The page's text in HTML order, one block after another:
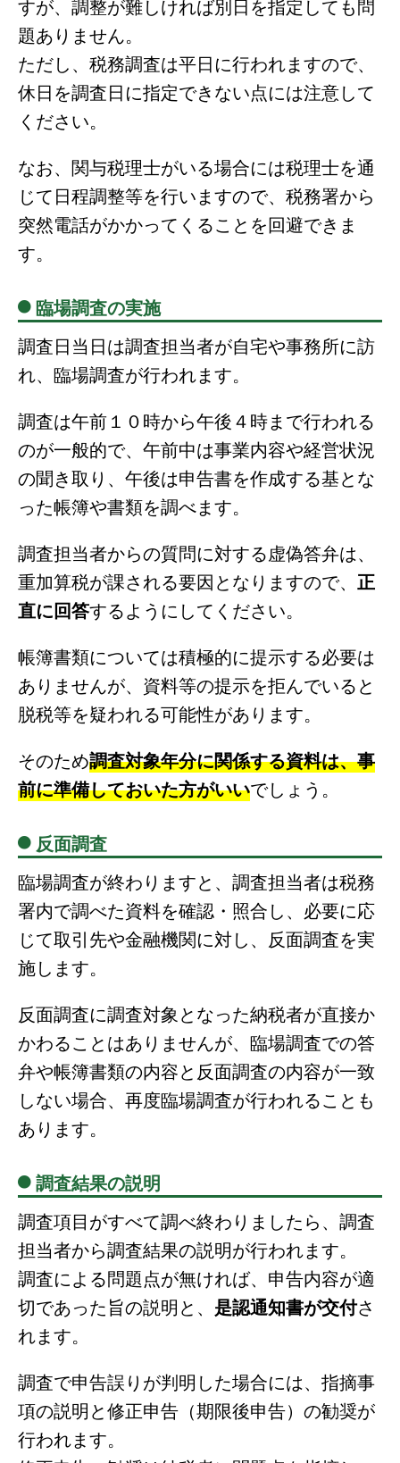
すが、調整が難しければ別日を指定しても問
題ありません。
ただし、税務調査は平日に行われますので、
休日を調査日に指定できない点には注意して
ください。
なお、関与税理士がいる場合には税理士を通
じて日程調整等を行いますので、税務署から
突然電話がかかってくることを回避できま
す。
臨場調査の実施
調査日当日は調査担当者が自宅や事務所に訪
れ、臨場調査が行われます。
調査は午前１０時から午後４時まで行われる
のが一般的で、午前中は事業内容や経営状況
の聞き取り、午後は申告書を作成する基とな
った帳簿や書類を調べます。
調査担当者からの質問に対する虚偽答弁は、
重加算税が課される要因となりますので、 正
直に回答するようにしてください。
帳簿書類については積極的に提示する必要は
ありませんが、資料等の提示を拒んでいると
脱税等を疑われる可能性があります。
そのため調査対象年分に関係する資料は、事
前に準備しておいた方がいいでしょう。
反面調査
臨場調査が終わりますと、調査担当者は税務
署内で調べた資料を確認・照合し、必要に応
じて取引先や金融機関に対し、反面調査を実
施します。
反面調査に調査対象となった納税者が直接か
かわることはありませんが、臨場調査での答
弁や帳簿書類の内容と反面調査の内容が一致
しない場合、再度臨場調査が行われることも
あります。
調査結果の説明
調査項目がすべて調べ終わりましたら、調査
担当者から調査結果の説明が行われます。
調査による問題点が無ければ、申告内容が適
切であった旨の説明と、 是認通知書が交付さ
れます。
調査で申告誤りが判明した場合には、指摘事
項の説明と修正申告（期限後申告）の勧奨が
行われます。